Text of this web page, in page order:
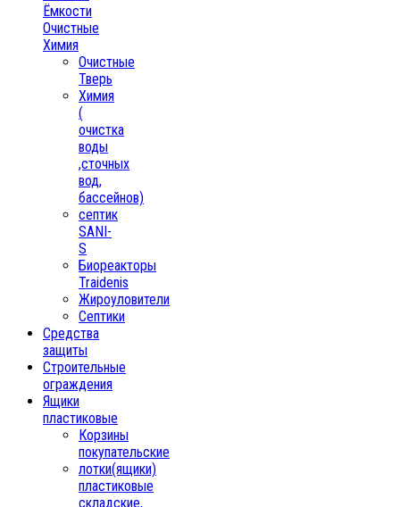
Ёмкости
Очистные
Химия
Очистные
Тверь
Химия
(
очистка
воды
,сточных
вод,
бассейнов)
септик
SANI-
S
Биореакторы
Traidenis
Жироуловители
Септики
Средства
защиты
Строительные
ограждения
Ящики
пластиковые
Корзины
покупательские
лотки(ящики)
пластиковые
складские,